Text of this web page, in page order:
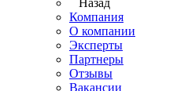
Назад
Компания
О компании
Эксперты
Партнеры
Отзывы
Вакансии